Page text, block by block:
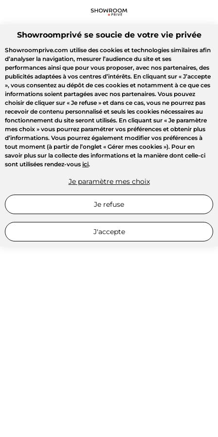
Showroomprivé se soucie de votre vie privée
Showroomprive.com utilise des cookies et technologies similaires afin
d’analyser la navigation, mesurer l’audience du site et ses
performances ainsi que pour vous proposer, avec nos partenaires, des
publicités adaptées à vos centres d’intérêts. En cliquant sur « J’accepte
», vous consentez au dépôt de ces cookies et notamment à ce que ces
informations soient partagées avec nos partenaires. Vous pouvez
choisir de cliquer sur « Je refuse » et dans ce cas, vous ne pourrez pas
recevoir de contenu personnalisé et seuls les cookies nécessaires au
fonctionnement du site seront utilisés. En cliquant sur « Je paramètre
mes choix » vous pourrez paramétrer vos préférences et obtenir plus
d’informations. Vous pourrez également modifier vos préférences à
tout moment (à partir de l’onglet « Gérer mes cookies »). Pour en
savoir plus sur la collecte des informations et la manière dont celle-ci
sont utilisées rendez-vous ici.
Je paramètre mes choix
Je refuse
J'accepte